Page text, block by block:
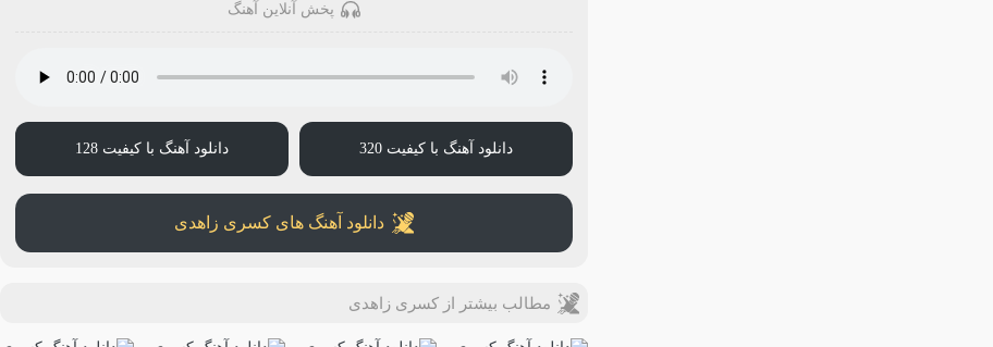
پخش آنلاین آهنگ
دانلود آهنگ با کیفیت 320 دانلود آهنگ با کیفیت 128
دانلود آهنگ های کسری زاهدی
مطالب بیشتر از کسری زاهدی